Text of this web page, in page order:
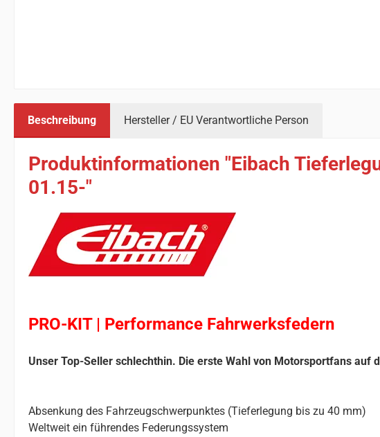
Beschreibung Hersteller / EU Verantwortliche Person
Produktinformationen "Eibach
01.15-"
PRO-KIT | Performance Fahrwerksfedern
Unser Top-Seller schlechthin. Die erste Wahl von Motorsportfans auf
Absenkung des Fahrzeugschwerpunktes (Tieferlegung bis zu 40 mm)
Weltweit ein führendes Federungssystem